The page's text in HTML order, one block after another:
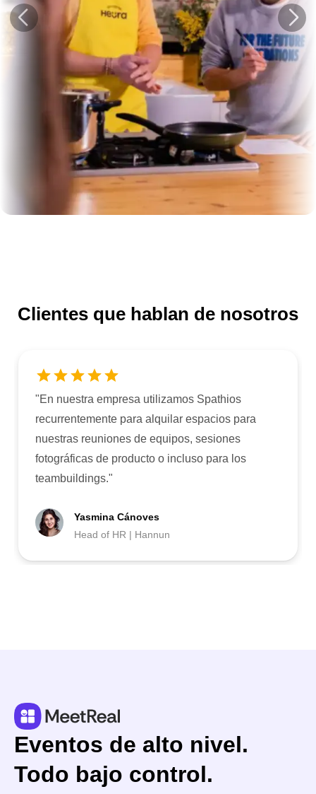
Clientes que hablan de nosotros
"En nuestra empresa utilizamos Spathios
recurrentemente para alquilar espacios para
nuestras reuniones de equipos, sesiones
fotográficas de producto o incluso para los
teambuildings."
Yasmina Cánoves
Head of HR | Hannun
Eventos de alto nivel.
Todo bajo control.